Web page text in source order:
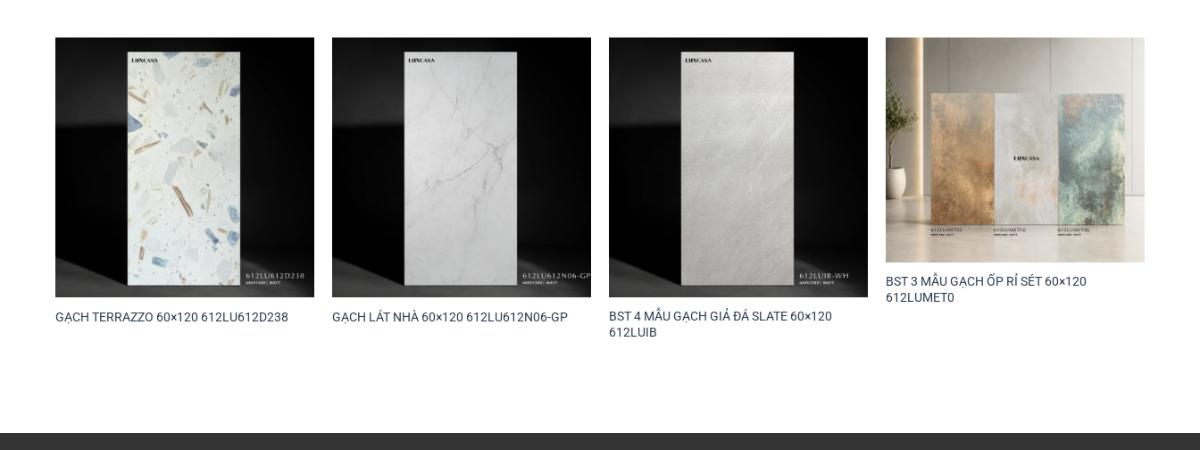
GẠCH TERRAZZO 60×120 612LU612D238 GẠCH LÁT NHÀ 60×120 612LU612N06-GP
BST 4 MẪU GẠCH GIẢ ĐÁ SLATE 60×120
612LUIB
BST 3 MẪU GẠCH ỐP RỈ SÉT 60×120
612LUMET0